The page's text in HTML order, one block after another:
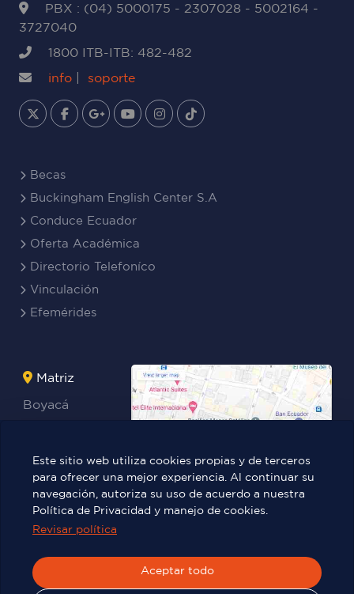
PBX : (04) 5000175 - 2307028 - 5002164 -
3727040
1800 ITB-ITB: 482-482
info
soporte
Becas
Buckingham English Center S.A
Conduce Ecuador
Oferta Académica
Directorio Telefoníco
Vinculación
Efemérides
Matriz
Boyacá
Teresa
Benites Ayala
Este sitio web utiliza cookies propias y de terceros
para ofrecer una mejor experiencia. Al continuar su
navegación, autoriza su uso de acuerdo a nuestra
Política de Privacidad y manejo de cookies.
Revisar política
Aceptar todo